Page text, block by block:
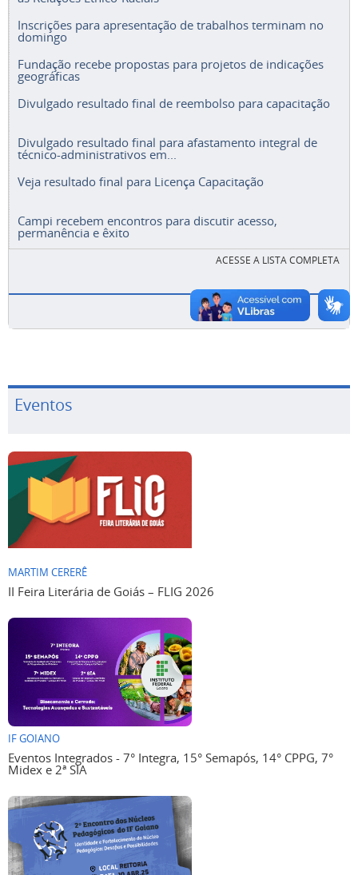
Inscrições para apresentação de trabalhos terminam no
domingo
Fundação recebe propostas para projetos de indicações
geográficas
Divulgado resultado final de reembolso para capacitação
Divulgado resultado final para afastamento integral de
técnico-administrativos em...
Veja resultado final para Licença Capacitação
Campi recebem encontros para discutir acesso,
permanência e êxito
ACESSE A LISTA COMPLETA
Eventos
MARTIM CERERÊ
II Feira Literária de Goiás – FLIG 2026
IF GOIANO
Eventos Integrados - 7° Integra, 15° Semapós, 14° CPPG, 7°
Midex e 2ª SIA